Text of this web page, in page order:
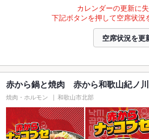
カレンダーの更新に失
下記ボタンを押して空席状況
空席状況を更
赤から鍋と焼肉 赤から和歌山紀ノ
焼肉・ホルモン 和歌山市北部